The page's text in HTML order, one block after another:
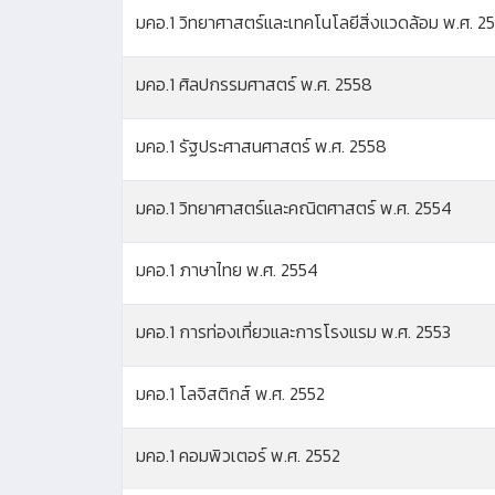
มคอ.1 วิทยาศาสตร์และเทคโนโลยีสิ่งแวดล้อม พ.ศ.
มคอ.1 ศิลปกรรมศาสตร์ พ.ศ. 2558
มคอ.1 รัฐประศาสนศาสตร์ พ.ศ. 2558
มคอ.1 วิทยาศาสตร์และคณิตศาสตร์ พ.ศ. 2554
มคอ.1 ภาษาไทย พ.ศ. 2554
มคอ.1 การท่องเที่ยวและการโรงแรม พ.ศ. 2553
มคอ.1 โลจิสติกส์ พ.ศ. 2552
มคอ.1 คอมพิวเตอร์ พ.ศ. 2552